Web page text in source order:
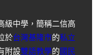
級中學 ，簡稱二信高
於台灣基隆市的私立
附設雙語教學的國民